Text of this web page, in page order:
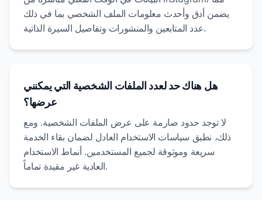
يضمن أدق وأحدث معلومات الملف الشخصي بما في ذلك
عدد المتابعين والمنشورات وتفاصيل السيرة الذاتية.
هل هناك حد لعدد الملفات الشخصية التي يمكنني
عرضها؟
لا توجد حدود صارمة على عرض الملفات الشخصية. ومع
ذلك، نطبق سياسات الاستخدام العادل لضمان بقاء الخدمة
سريعة وموثوقة لجميع المستخدمين. أنماط الاستخدام
العادية غير مقيدة تماماً.